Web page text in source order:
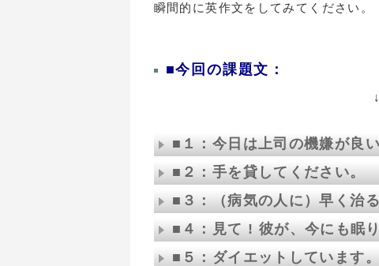
瞬間的に英作文をしてみてください。
■今回の課題文：
↓ 解説は課題文
■１：今日は上司の機嫌が良い
■２：手を貸してください。
■３：（病気の人に）早く治
■４：見て ! 彼が、今にも眠り
■５：ダイエットしています。